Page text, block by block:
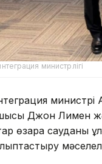
министрлігі
Джон Лимен
өзара сауданы